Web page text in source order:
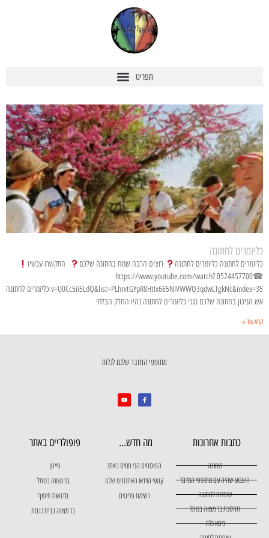
כליזמרים לחתונה
כליזמרים לחתונה כליזמרים לחתונה רוצים הרבה שמח בחתונה שלכם
התקשרו עכשיו
☎0524457700 https://www.youtube.com/watch?
v=U0Cc5ii5LdQ&list=PLhrvtGYpR8HtIx665NIVWWQ3qdwLTgkNc&index=35 כליזמרים לחתונה
אש הניגון בחתונה שלכם נגני כליזמרים לחתונה נהיו החלק הבלתי
קרא עוד »
מתופפי המדבר שלכם לגלות
כתבות אחרונות
מימונה
השבוע שהיה עם מתופפי המדבר
שופרות לחתונה
תהלוכת בר מצווה בכותל
כיסא כלה
מה חדש...
הפוסטים הכי חמים באתר
קטעי הוידאו האחרונים שלנו
רשימת פריטים
פופולריים באתר
פייטן
בר מצווה בכותל
סדנאות תיפוף
בר מצווה בבית כנסת